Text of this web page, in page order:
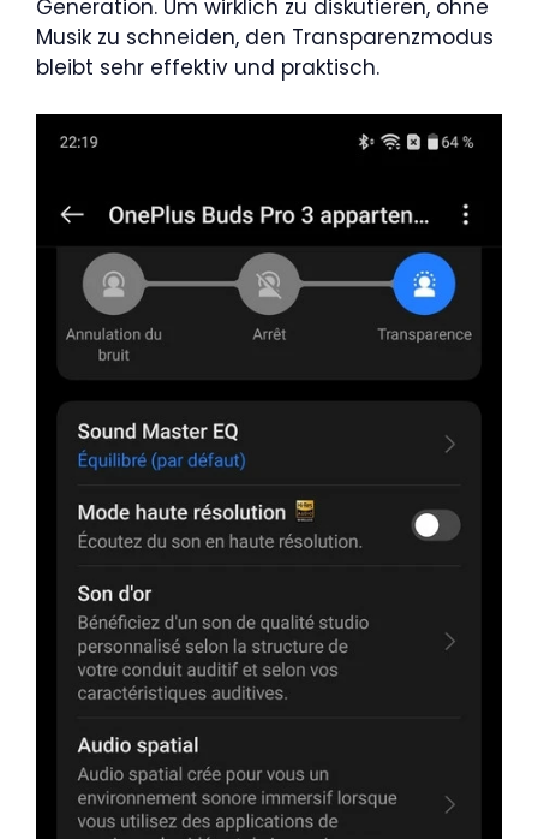
Generation. Um wirklich zu diskutieren, ohne
Musik zu schneiden, den Transparenzmodus
bleibt sehr effektiv und praktisch.